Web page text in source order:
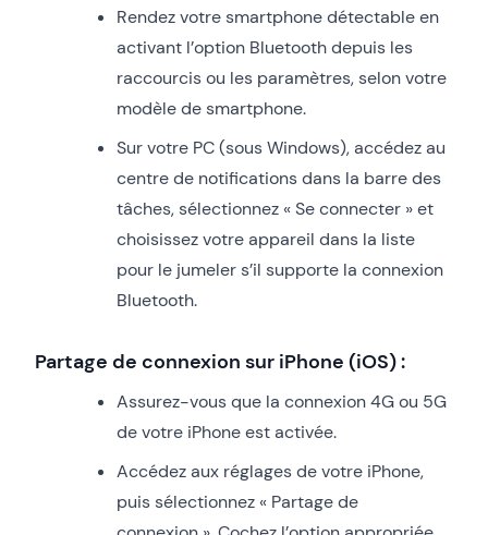
Rendez votre smartphone détectable en
activant l’option Bluetooth depuis les
raccourcis ou les paramètres, selon votre
modèle de smartphone.
Sur votre PC (sous Windows), accédez au
centre de notifications dans la barre des
tâches, sélectionnez « Se connecter » et
choisissez votre appareil dans la liste
pour le jumeler s’il supporte la connexion
Bluetooth.
Partage de connexion sur iPhone (iOS) :
Assurez-vous que la connexion 4G ou 5G
de votre iPhone est activée.
Accédez aux réglages de votre iPhone,
puis sélectionnez « Partage de